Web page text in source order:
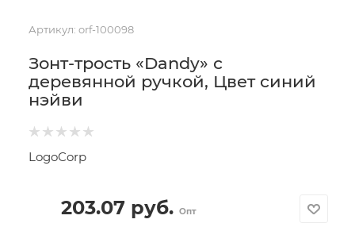
Артикул: orf-100098
Зонт-трость «Dandy» с
деревянной ручкой, Цвет синий
нэйви
LogoCorp
203.07 руб. Опт